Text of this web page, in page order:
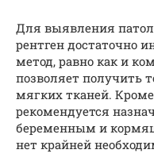
Для выявления
рентген достаточно
метод, равно как и
позволяет получить
мягких тканей.
рекомендуется
беременным и
нет крайней